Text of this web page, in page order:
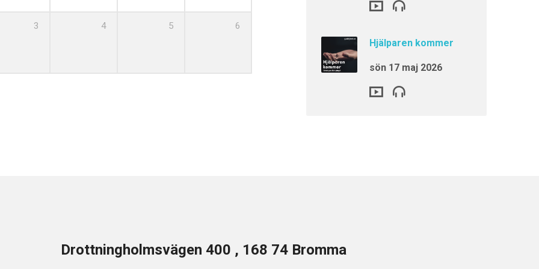
3 4 5 6
Hjälparen kommer
sön 17 maj 2026
Drottningholmsvägen 400 , 168 74 Bromma